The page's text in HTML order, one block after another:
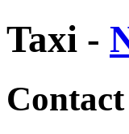
Taxi -